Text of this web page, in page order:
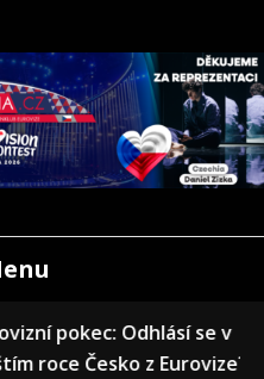
pokec: Odhlásí se v
roce Česko z Eurovize?